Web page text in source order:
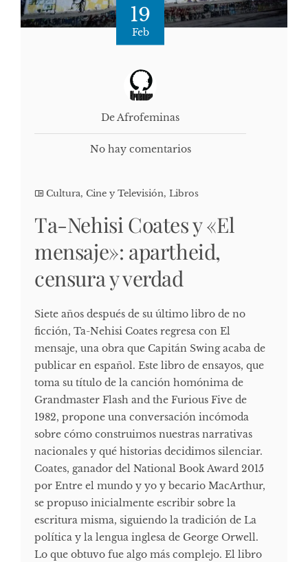
19
Feb
De Afrofeminas
No hay comentarios
Cultura, Cine y Televisión, Libros
Ta-Nehisi Coates y «El
mensaje»: apartheid,
censura y verdad
Siete años después de su último libro de no
ficción, Ta-Nehisi Coates regresa con El
mensaje, una obra que Capitán Swing acaba de
publicar en español. Este libro de ensayos, que
toma su título de la canción homónima de
Grandmaster Flash and the Furious Five de
1982, propone una conversación incómoda
sobre cómo construimos nuestras narrativas
nacionales y qué historias decidimos silenciar.
Coates, ganador del National Book Award 2015
por Entre el mundo y yo y becario MacArthur,
se propuso inicialmente escribir sobre la
escritura misma, siguiendo la tradición de La
política y la lengua inglesa de George Orwell.
Lo que obtuvo fue algo más complejo. El libro